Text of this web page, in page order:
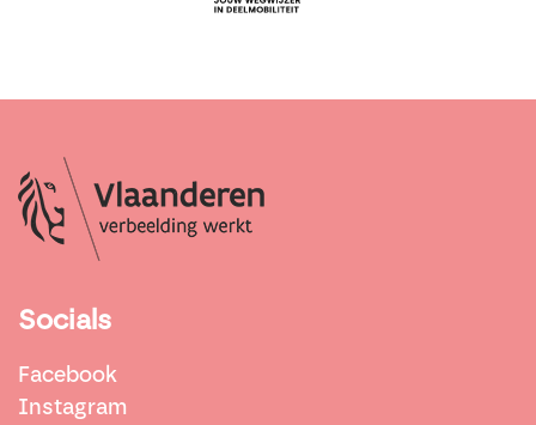
Socials
Facebook
Instagram